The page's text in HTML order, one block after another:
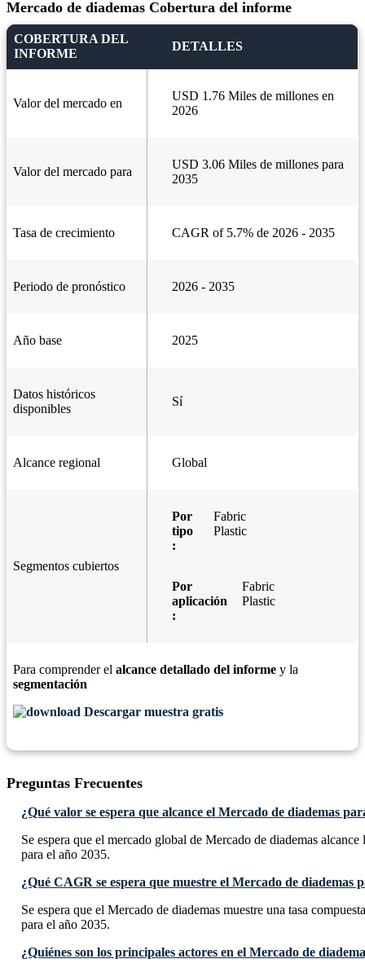
Mercado de diademas Cobertura del informe
COBERTURA DEL
INFORME
DETALLES
Valor del mercado en
USD 1.76 Miles de millones en
2026
Valor del mercado para
USD 3.06 Miles de millones para
2035
Tasa de crecimiento CAGR of 5.7% de 2026 - 2035
Periodo de pronóstico 2026 - 2035
Año base 2025
Datos históricos
disponibles
Sí
Alcance regional Global
Segmentos cubiertos
Por
tipo
:
Fabric
Plastic
Por
aplicación
:
Fabric
Plastic
Para comprender el alcance detallado del informe y la
segmentación
Descargar muestra gratis
Preguntas Frecuentes
¿Qué valor se espera que alcance el Mercado de diademas
Se espera que el mercado global de Mercado de diademas
para el año 2035.
¿Qué CAGR se espera que muestre el Mercado de diademas
Se espera que el Mercado de diademas muestre una tasa
para el año 2035.
¿Quiénes son los principales actores en el Mercado de